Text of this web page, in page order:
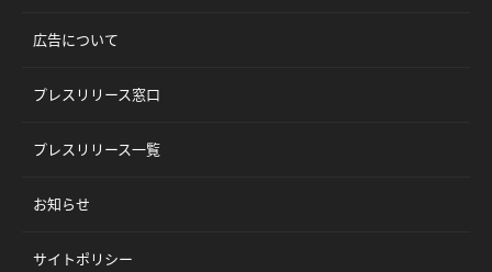
広告について
プレスリリース窓口
プレスリリース一覧
お知らせ
サイトポリシー